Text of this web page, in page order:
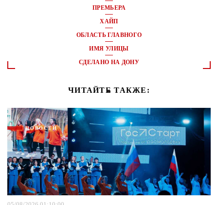
ПРЕМЬЕРА
ХАЙП
ОБЛАСТЬ ГЛАВНОГО
ИМЯ УЛИЦЫ
СДЕЛАНО НА ДОНУ
ЧИТАЙТЕ ТАКЖЕ:
НОВОСТИ